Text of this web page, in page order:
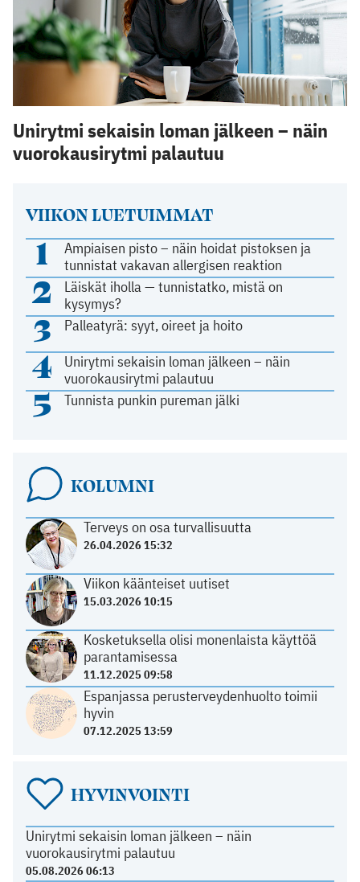
VIIKON LUETUIMMAT
1
Ampiaisen pisto – näin hoidat pistoksen ja
tunnistat vakavan allergisen reaktion
2
Läiskät iholla — tunnistatko, mistä on
kysymys?
3 Palleatyrä: syyt, oireet ja hoito
4
Unirytmi sekaisin loman jälkeen – näin
vuorokausirytmi palautuu
5 Tunnista punkin pureman jälki
KOLUMNI
Terveys on osa turvallisuutta
26.04.2026 15:32
Viikon käänteiset uutiset
15.03.2026 10:15
Kosketuksella olisi monenlaista käyttöä
parantamisessa
11.12.2025 09:58
Espanjassa perusterveydenhuolto toimii
hyvin
07.12.2025 13:59
HYVINVOINTI
Unirytmi sekaisin loman jälkeen – näin
vuorokausirytmi palautuu
05.08.2026 06:13
Unirytmi sekaisin loman jälkeen – näin
vuorokausirytmi palautuu